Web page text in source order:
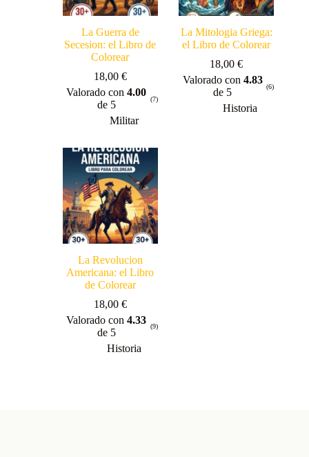
La Guerra de
Secesion: el Libro de
Colorear
18,00 €
Valorado con4.00
de 5
(7)
Militar
La Mitologia Griega:
el Libro de Colorear
18,00€
Valorado con 4.83
de 5
(6)
Historia
La Revolucion
Americana: el Libro
de Colorear
18,00 €
Valorado con4.33
de 5
(9)
Historia